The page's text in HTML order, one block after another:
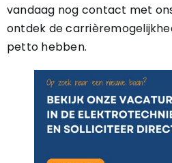
vandaag nog contact met
ontdek de
petto hebben.